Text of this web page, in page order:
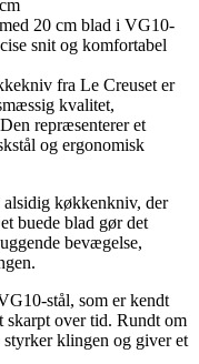
20 cm blad i VG10-
snit og komfortabel
fra Le Creuset er
kvalitet,
repræsenterer et
og ergonomisk
alsidig køkkenkniv, der
buede blad gør det
bevægelse,
stål, som er kendt
skarpt over tid. Rundt om
styrker klingen og giver et